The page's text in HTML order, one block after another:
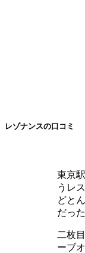
レゾナンスの口コミ
東京
うレ
どと
だっ
二枚
ーブ